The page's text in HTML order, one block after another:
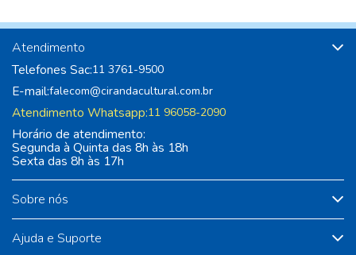
Sobre nós
Ajuda e Suporte
Atendimento
Telefones Sac:11 3761-9500
E-mail:falecom@cirandacultural.com.br
Atendimento Whatsapp:11 96058-2090
Horário de atendimento:
Segunda à Quinta das 8h às 18h
Sexta das 8h às 17h